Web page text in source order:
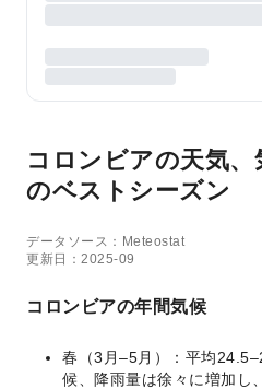
コロンビアの天気、
のベストシーズン
データソース：Meteostat
更新日：2025-09
コロンビアの年間気候
春（3月–5月）：平均
候、降雨量は徐々に増加し